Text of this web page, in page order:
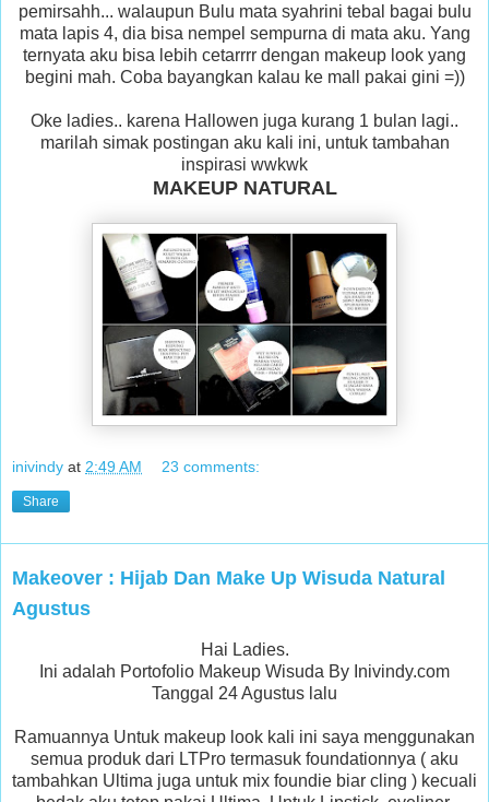
pemirsahh... walaupun Bulu mata syahrini tebal bagai bulu
mata lapis 4, dia bisa nempel sempurna di mata aku. Yang
ternyata aku bisa lebih cetarrrr dengan makeup look yang
begini mah. Coba bayangkan kalau ke mall pakai gini =))
Oke ladies.. karena Hallowen juga kurang 1 bulan lagi..
marilah simak postingan aku kali ini, untuk tambahan
inspirasi wwkwk
MAKEUP NATURAL
inivindy at 2:49 AM 23 comments:
Share
Makeover : Hijab Dan Make Up Wisuda Natural
Agustus
Hai Ladies.
Ini adalah Portofolio Makeup Wisuda By Inivindy.com
Tanggal 24 Agustus lalu
Ramuannya Untuk makeup look kali ini saya menggunakan
semua produk dari LTPro termasuk foundationnya ( aku
tambahkan Ultima juga untuk mix foundie biar cling ) kecuali